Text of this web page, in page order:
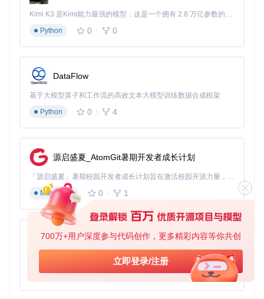
700万+用户深度参与代码创作，更多精彩内容等你共创
立即登录/注册
Kimi K3 是Kimi能力最强的模型：这是一个拥有 2.8 万亿参数的混合专家（MoE）模型，具备原生视觉理解能力，并支持 100 万 token 的上下文窗口。
Python
0 0
DataFlow
基于大模型算子和工作流的高效文本大模型训练数据合成框架
Python
0 4
源启盛夏_AtomGit暑期开发者成长计划
「源启盛夏」暑期校园开发者成长计划旨在激活校园开源力量，通过积分激励、认证扶持、资源倾斜等形式，引导高校组织和开发者完成「入驻 — 建项目 — 做贡献 — 获认证 — 得资源」的完整闭环。无论你是想带领社团入驻平台的组织者，还是希望用代码贡献证明自己的开发者，都能在这里找到属于你的成长路径。
Markdown
0 1
py-xiaozhi
基于Python的Xiaozhi AI，适用于想要完整Xiaozhi体验而无需拥有专用硬件的用户。
Python
0 1